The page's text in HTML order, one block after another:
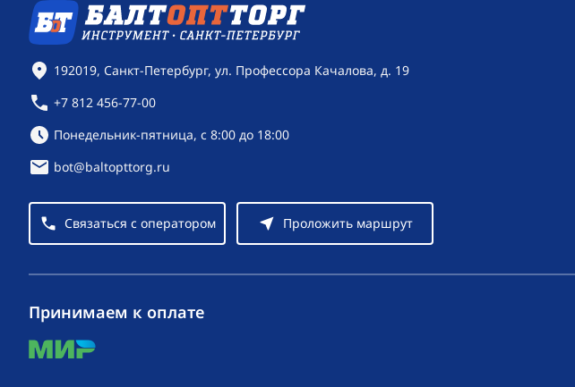
Контактная информация
192019, Санкт-Петербург, ул. Профессора Качалова, д. 19
+7 812 456-77-00
Режим работы:
Понедельник-пятница, с 8:00 до 18:00
bot@baltopttorg.ru
Связаться с оператором Проложить маршрут
Принимаем к оплате
mir